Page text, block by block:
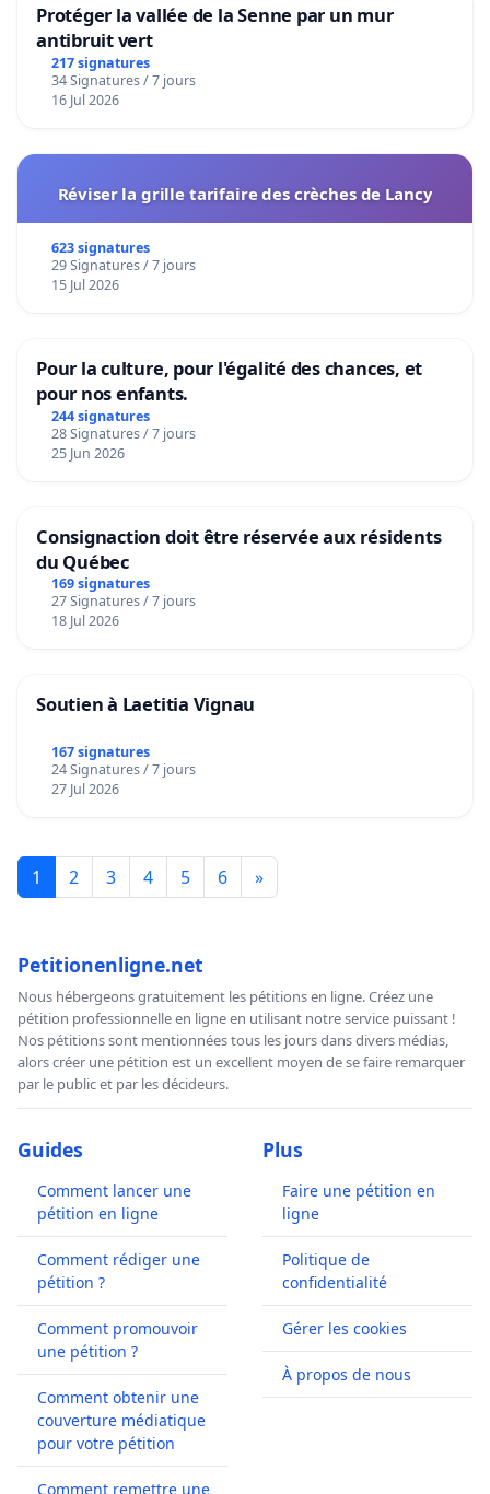
Protéger la vallée de la Senne par un mur
antibruit vert
217 signatures
34 Signatures / 7 jours
16 Jul 2026
Réviser la grille tarifaire des crèches de Lancy
623 signatures
29 Signatures / 7 jours
15 Jul 2026
Pour la culture, pour l'égalité des chances, et
pour nos enfants.
244 signatures
28 Signatures / 7 jours
25 Jun 2026
Consignaction doit être réservée aux résidents
du Québec
169 signatures
27 Signatures / 7 jours
18 Jul 2026
Soutien à Laetitia Vignau
167 signatures
24 Signatures / 7 jours
27 Jul 2026
1 2 3 4 5 6 »
Petitionenligne.net
Nous hébergeons gratuitement les pétitions en ligne. Créez une
pétition professionnelle en ligne en utilisant notre service puissant !
Nos pétitions sont mentionnées tous les jours dans divers médias,
alors créer une pétition est un excellent moyen de se faire remarquer
par le public et par les décideurs.
Guides
Comment lancer une
pétition en ligne
Comment rédiger une
pétition ?
Comment promouvoir
une pétition ?
Comment obtenir une
couverture médiatique
pour votre pétition
Comment remettre une
Plus
Faire une pétition en
ligne
Politique de
confidentialité
Gérer les cookies
À propos de nous